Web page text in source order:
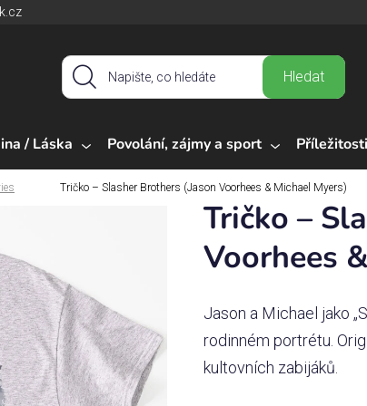
Hledat
/ Láska Povolání, zájmy a sport Příležitosti
Tričko – Slasher Brothers (Jason Voorhees & Michael Myers)
Tričko –
Voorhees
Jason a Michael jako
rodinném portrétu.
kultovních zabijáků.